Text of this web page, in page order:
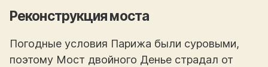
Реконструкция моста
Погодные условия Парижа были суровыми,
поэтому Мост двойного Денье страдал от